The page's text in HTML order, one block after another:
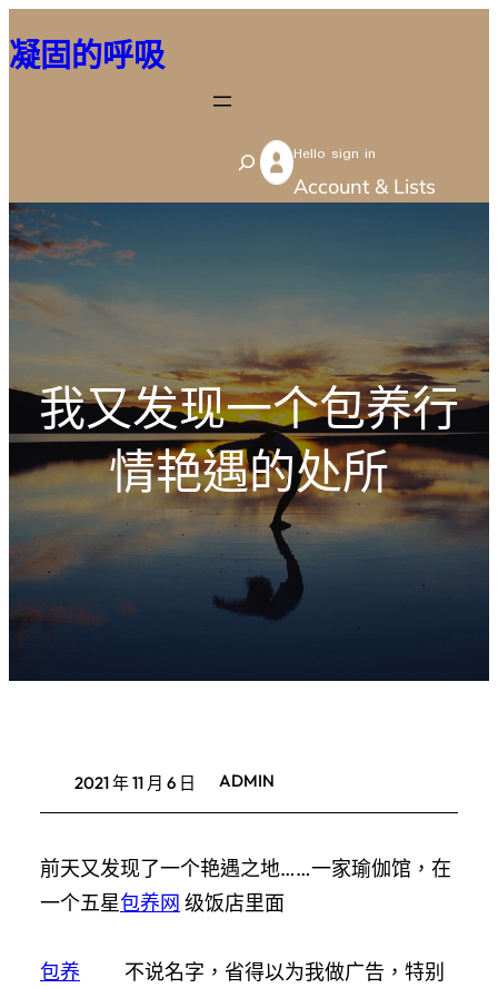
至
容
凝固的呼吸
S
e
Hello sign in
Account & Lists
我又发现一个包养行
情艳遇的处所
2021 年 11 月 6 日 ADMIN
前天又发现了一个艳遇之地……一家瑜伽馆，在
一个五星包养网 级饭店里面
包养 不说名字，省得以为我做广告，特别